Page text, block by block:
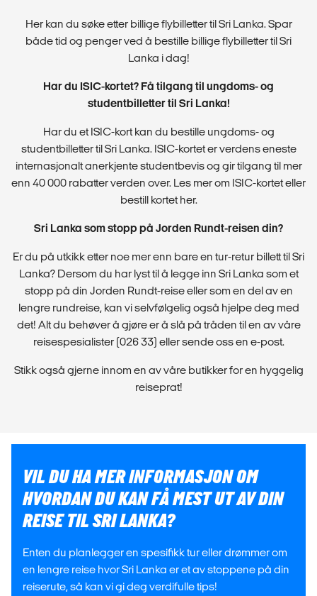
Her kan du søke etter billige flybilletter til Sri Lanka. Spar
både tid og penger ved å bestille billige flybilletter til Sri
Lanka i dag!
Har du ISIC-kortet? Få tilgang til ungdoms- og
studentbilletter til Sri Lanka!
Har du et ISIC-kort kan du bestille ungdoms- og
studentbilletter til Sri Lanka. ISIC-kortet er verdens eneste
internasjonalt anerkjente studentbevis og gir tilgang til mer
enn 40 000 rabatter verden over. Les mer om ISIC-kortet eller
bestill kortet her.
Sri Lanka som stopp på Jorden Rundt-reisen din?
Er du på utkikk etter noe mer enn bare en tur-retur billett til Sri
Lanka? Dersom du har lyst til å legge inn Sri Lanka som et
stopp på din Jorden Rundt-reise eller som en del av en
lengre rundreise, kan vi selvfølgelig også hjelpe deg med
det! Alt du behøver å gjøre er å slå på tråden til en av våre
reisespesialister (026 33) eller sende oss en e-post.
Stikk også gjerne innom en av våre butikker for en hyggelig
reiseprat!
VIL DU HA MER INFORMASJON OM
HVORDAN DU KAN FÅ MEST UT AV DIN
REISE TIL SRI LANKA?
Enten du planlegger en spesifikk tur eller drømmer om
en lengre reise hvor Sri Lanka er et av stoppene på din
reiserute, så kan vi gi deg verdifulle tips!